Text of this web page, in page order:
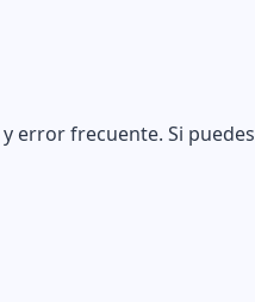
error frecuente. Si puedes